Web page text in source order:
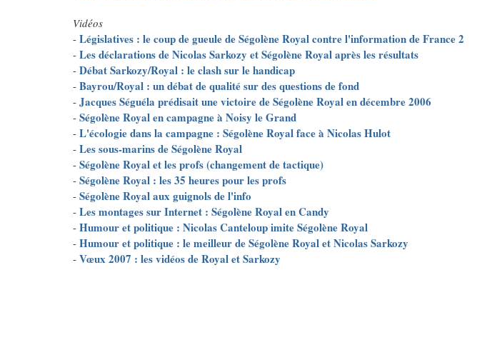
Vidéos
- Législatives : le coup de gueule de Ségolène Royal contre l'information de France 2
- Les déclarations de Nicolas Sarkozy et Ségolène Royal après les résultats
- Débat Sarkozy/Royal : le clash sur le handicap
- Bayrou/Royal : un débat de qualité sur des questions de fond
- Jacques Séguéla prédisait une victoire de Ségolène Royal en décembre 2006
- Ségolène Royal en campagne à Noisy le Grand
- L'écologie dans la campagne : Ségolène Royal face à Nicolas Hulot
- Les sous-marins de Ségolène Royal
- Ségolène Royal et les profs (changement de tactique)
- Ségolène Royal : les 35 heures pour les profs
- Ségolène Royal aux guignols de l'info
- Les montages sur Internet : Ségolène Royal en Candy
- Humour et politique : Nicolas Canteloup imite Ségolène Royal
- Humour et politique : le meilleur de Ségolène Royal et Nicolas Sarkozy
- Vœux 2007 : les vidéos de Royal et Sarkozy